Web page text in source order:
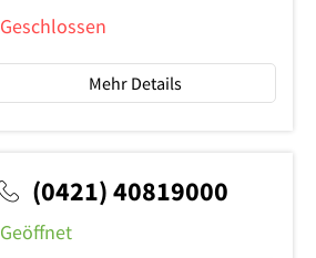
Geschlossen
Mehr Details
(0421) 40819000
Geöffnet